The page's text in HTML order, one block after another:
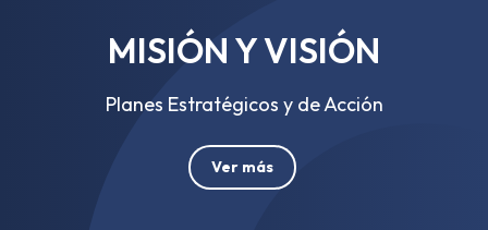
MISIÓN Y VISIÓN
Planes Estratégicos y de Acción
Ver más